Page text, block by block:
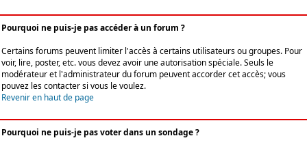
Pourquoi ne puis-je pas accéder à un forum ?
Certains forums peuvent limiter l'accès à certains utilisateurs ou groupes. Pour
voir, lire, poster, etc. vous devez avoir une autorisation spéciale. Seuls le
modérateur et l'administrateur du forum peuvent accorder cet accès; vous
pouvez les contacter si vous le voulez.
Revenir en haut de page
Pourquoi ne puis-je pas voter dans un sondage ?